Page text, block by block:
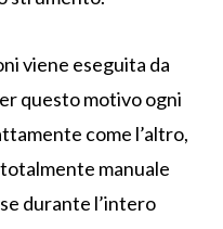
viene eseguita da
questo motivo ogni
come l’altro,
manuale
durante l’intero